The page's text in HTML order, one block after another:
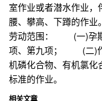
室作业或者潜水作业
腰、攀高、下蹲的作
劳动范围： (一)孕期
项、第九项； (二)作
机磷化合物、有机氯化
标准的作业。
相关文章